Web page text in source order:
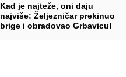
Kad je najteže, oni daju
najviše: Željezničar prekinuo
brige i obradovao Grbavicu!